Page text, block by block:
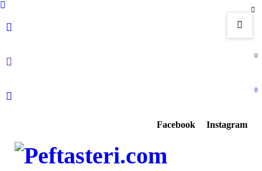
0
0
Facebook Instagram